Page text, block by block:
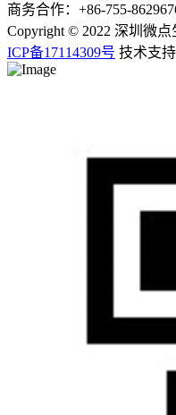
商务合作：+86-755-
Copyright © 2022 深圳微
ICP备17114309号 技术支持